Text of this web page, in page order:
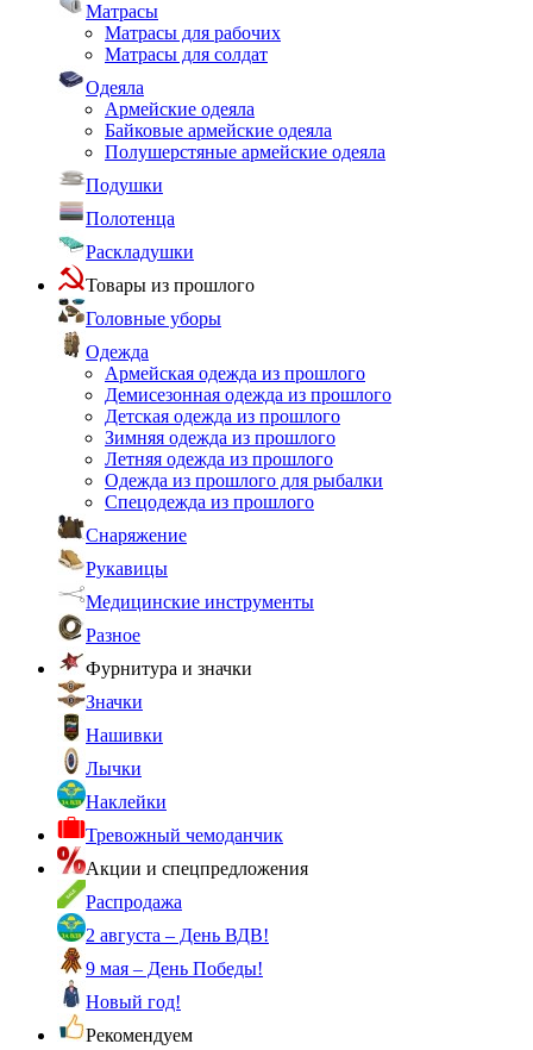
Матрасы
Матрасы для рабочих
Матрасы для солдат
Одеяла
Армейские одеяла
Байковые армейские одеяла
Полушерстяные армейские одеяла
Подушки
Полотенца
Раскладушки
Товары из прошлого
Головные уборы
Одежда
Армейская одежда из прошлого
Демисезонная одежда из прошлого
Детская одежда из прошлого
Зимняя одежда из прошлого
Летняя одежда из прошлого
Одежда из прошлого для рыбалки
Спецодежда из прошлого
Снаряжение
Рукавицы
Медицинские инструменты
Разное
Фурнитура и значки
Значки
Нашивки
Лычки
Наклейки
Тревожный чемоданчик
Акции и спецпредложения
Распродажа
2 августа – День ВДВ!
9 мая – День Победы!
Новый год!
Рекомендуем